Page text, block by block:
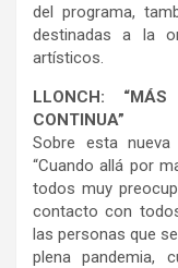
del programa,
destinadas a la
artísticos.
LLONCH: “MÁS
CONTINUA”
Sobre esta
“Cuando allá por
todos muy
contacto con
las personas que
plena pandemia,